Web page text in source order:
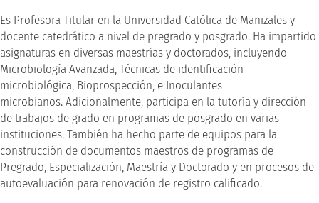
Es Profesora Titular en la Universidad Católica de Manizales y
docente catedrático a nivel de pregrado y posgrado. Ha impartido
asignaturas en diversas maestrías y doctorados, incluyendo
Microbiología Avanzada, Técnicas de identificación
microbiológica, Bioprospección, e Inoculantes
microbianos. Adicionalmente, participa en la tutoría y dirección
de trabajos de grado en programas de posgrado en varias
instituciones. También ha hecho parte de equipos para la
construcción de documentos maestros de programas de
Pregrado, Especialización, Maestría y Doctorado y en procesos de
autoevaluación para renovación de registro calificado.